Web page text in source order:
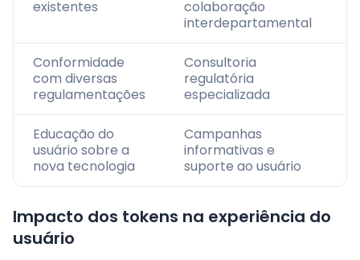
existentes
colaboração
interdepartamental
Conformidade
com diversas
regulamentações
Consultoria
regulatória
especializada
Educação do
usuário sobre a
nova tecnologia
Campanhas
informativas e
suporte ao usuário
Impacto dos tokens na experiência do
usuário